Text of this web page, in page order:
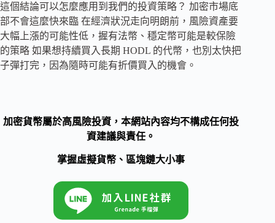
這個結論可以怎麼應用到我們的投資策略？ 加密市場底
部不會這麼快來臨 在經濟狀況走向明朗前，風險資產要
大幅上漲的可能性低，握有法幣、穩定幣可能是較保險
的策略 如果想持續買入長期 HODL 的代幣，也別太快把
子彈打完，因為隨時可能有折價買入的機會。
加密貨幣屬於高風險投資，本網站內容均不構成任何投
資建議與責任。
掌握虛擬貨幣、區塊鏈大小事